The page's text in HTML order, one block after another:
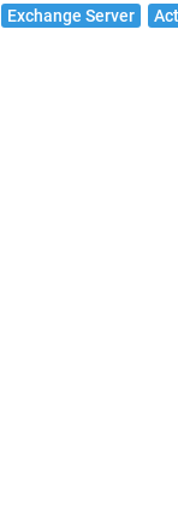
Exchange Server